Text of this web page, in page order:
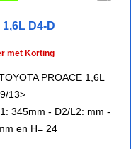
D4-D
met Korting
PROACE 1,6L
13>
345mm - D2/L2: mm -
en H= 24